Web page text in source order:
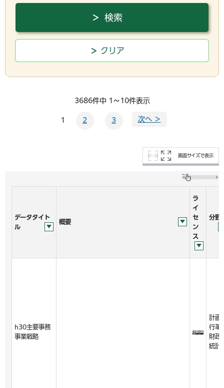
3686件中 1～10件表示
1 2 3 次へ ＞
画面サイズで表示
データタイト
ル
概要
ラ
イ
セ
ン
ス
分野
h30主要事務
事業戦略
計画
行革
財政
統計